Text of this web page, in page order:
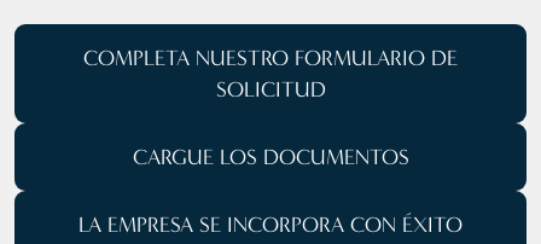
COMPLETA NUESTRO FORMULARIO DE
SOLICITUD
CARGUE LOS DOCUMENTOS
LA EMPRESA SE INCORPORA CON ÉXITO